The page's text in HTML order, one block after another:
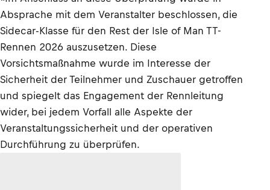
Absprache mit dem Veranstalter beschlossen, die
Sidecar-Klasse für den Rest der Isle of Man TT-
Rennen 2026 auszusetzen. Diese
Vorsichtsmaßnahme wurde im Interesse der
Sicherheit der Teilnehmer und Zuschauer getroffen
und spiegelt das Engagement der Rennleitung
wider, bei jedem Vorfall alle Aspekte der
Veranstaltungssicherheit und der operativen
Durchführung zu überprüfen.